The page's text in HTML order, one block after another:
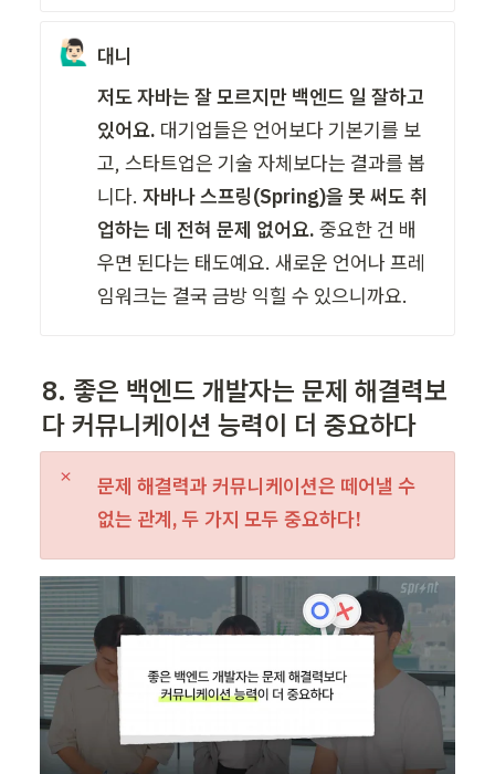
🙋🏻‍♂️ 대니
저도 자바는 잘 모르지만 백엔드 일 잘하고
있어요. 대기업들은 언어보다 기본기를 보
고, 스타트업은 기술 자체보다는 결과를 봅
니다. 자바나 스프링(Spring)을 못 써도 취
업하는 데 전혀 문제 없어요. 중요한 건 배
우면 된다는 태도예요. 새로운 언어나 프레
임워크는 결국 금방 익힐 수 있으니까요.
8. 좋은 백엔드 개발자는 문제 해결력보
다 커뮤니케이션 능력이 더 중요하다
문제 해결력과 커뮤니케이션은 떼어낼 수
없는 관계, 두 가지 모두 중요하다!